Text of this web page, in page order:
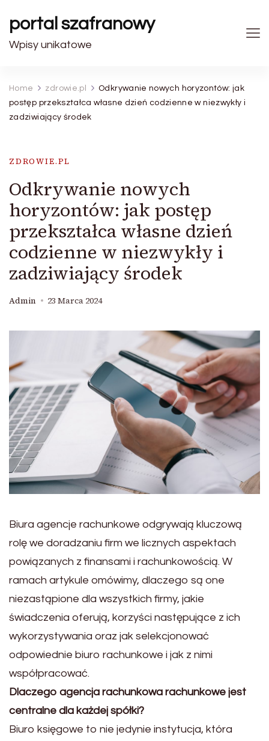
portal szafranowy
Wpisy unikatowe
Home zdrowie.pl
Odkrywanie nowych horyzontów: jak
postęp przekształca własne dzień codzienne w niezwykły i
zadziwiający środek
ZDROWIE.PL
Odkrywanie nowych
horyzontów: jak postęp
przekształca własne dzień
codzienne w niezwykły i
zadziwiający środek
Admin 23 Marca 2024
Biura agencje rachunkowe odgrywają kluczową
rolę we doradzaniu firm we licznych aspektach
powiązanych z finansami i rachunkowością. W
ramach artykule omówimy, dlaczego są one
niezastąpione dla wszystkich firmy, jakie
świadczenia oferują, korzyści następujące z ich
wykorzystywania oraz jak selekcjonować
odpowiednie biuro rachunkowe i jak z nimi
współpracować.
Dlaczego agencja rachunkowa rachunkowe jest
centralne dla każdej spółki?
Biuro księgowe to nie jedynie instytucja, która